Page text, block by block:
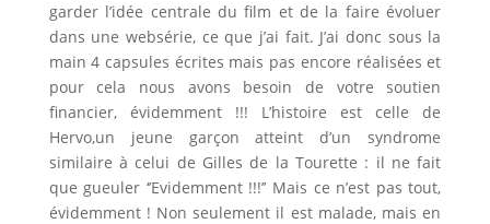
garder l’idée centrale du film et de la faire évoluer
dans une websérie, ce que j’ai fait. J’ai donc sous la
main 4 capsules écrites mais pas encore réalisées et
pour cela nous avons besoin de votre soutien
financier, évidemment !!! L’histoire est celle de
Hervo,un jeune garçon atteint d’un syndrome
similaire à celui de Gilles de la Tourette : il ne fait
que gueuler ‘’Evidemment !!!’’ Mais ce n’est pas tout,
évidemment ! Non seulement il est malade, mais en